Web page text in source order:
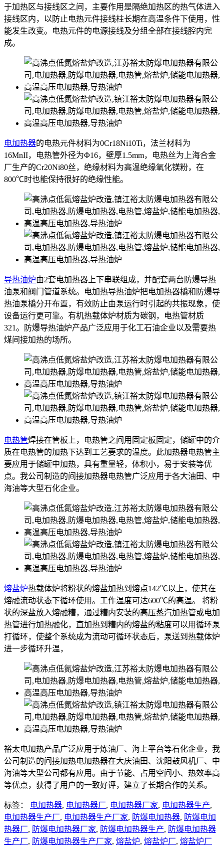
于加热区与接线区之间，主要作用是隔绝加热区的热气体进入
接线区内，以防止电热元件接线柱长期在高温条件下使用，性
能发生改变。电热元件的电源接线及分组全部在接线腔内完
成。
电加热器的电热元件材料为0Cr18Ni10Ti，法兰材料为
16MnII，电热管外径为Φ16，壁厚1.5mm，电热丝为上海合金
厂生产的Cr20Ni80丝，绝缘材料为高温绝缘氧化镁粉，在
800℃时也能保持很好的绝缘性能。
导热油炉由2套电加热器上下串联组成，并配套两台防爆导热
油泵和阀门管道系统。电加热导热油炉把电加热器橇和防爆导
热油泵橇分开布置，有效防止由泵运行时引起的共振现象，使
设备运行更可靠。有机热载体炉材质为碳钢，电热管材质
321。防爆导热油炉产品广泛应用于化工石油企业以及需要热
煤间接加热的场所。
电热管焊接在管板上，电热管之间用固定板固定，储罐中的介
质在电热管的加热下达到工艺要求的温度。此加热器电热管主
要应用于储罐中加热，具有重量轻，体积小，易于安装等优
点。我公司制造的间接加热器电热管广泛应用于各大油田、中
海油等大型石化企业。
熔盐炉热载体炉将粉状的熔盐加热到熔点142℃以上，使其在
熔融流动状态下循环使用。工作温度可达600℃的高温。 将粉
状的深盐放入熔融糟，通过糟内安装的高压蒸汽加热管或电加
热管进行加热融化，直加热到糟内的熔盐的粘度可以用循环泵
打循环，使整个系统成为流动可循环状态后，泵送到热载体炉
进一步循环升温，
裕太电加热产品广泛应用于炼油厂、海上平台等石化企业，我
公司制造的间接加热电加热器在大庆油田、沈阳鼓风机厂、中
海油等大型公司都有应用。由于节能、占用空间小、热效率高
等优点，获得了用户的一致好评，建立了长期合作的关系。
标签： 电加热器, 电加热器厂, 电加热器厂家, 电加热器生产,
电加热器生产厂, 电加热器生产厂家, 防爆电加热器, 防爆电加
热器厂, 防爆电加热器厂家, 防爆电加热器生产, 防爆电加热器
生产厂, 防爆电加热器生产厂家, 熔盐炉, 熔盐炉厂, 熔盐炉厂